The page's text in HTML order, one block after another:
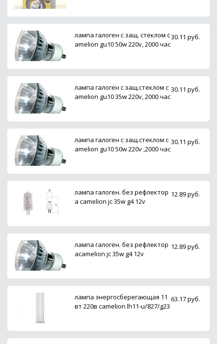
лампа галоген с защ. стеклом c
amelion gu10 50w 220v, 2000 час
30.11 руб.
лампа галоген с защ.стеклом c
amelion gu10 35w 220v, 2000 час
30.11 руб.
лампа галоген с защ.стеклом c
amelion gu10 50w 220v ,2000 час
30.11 руб.
лампа галоген. без рефлектор
а camelion jс 35w g4 12v
12.89 руб.
лампа галоген. без рефлектор
аcamelion jс 35w g4 12v
12.89 руб.
лампа энергосберегающая 11
вт 220в camelion lh11-u/827/g23
63.17 руб.